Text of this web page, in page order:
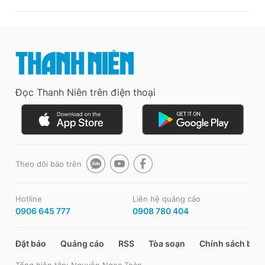
Đọc Thanh Niên trên điện thoại
Theo dõi báo trên
Hotline
0906 645 777
Liên hệ quảng cáo
0908 780 404
Đặt báo Quảng cáo RSS Tòa soạn Chính sách bảo